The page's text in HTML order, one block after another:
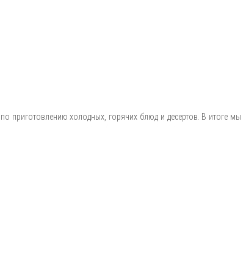
приготовлению холодных, горячих блюд и десертов. В итоге мы